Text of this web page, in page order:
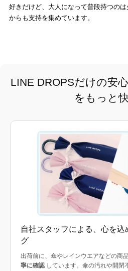
好きだけど、大人になって普段持つの
からも支持を集めています。
LINE DROPSだけの安
をもっと
自社スタッフによる、心を
グ
出荷前に、傘やレインウエアなどの商
寧に確認しています。傘の汚れや開閉